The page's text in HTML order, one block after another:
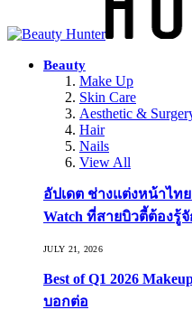
Beauty
Make Up
Skin Care
Aesthetic &
Hair
Nails
View All
อัปเดต ช่างแต่งหน้าไทย
Watch ที่สายบิวตี้ต้องรู้
JULY 21, 2026
Best of Q1 2026
บอกต่อ